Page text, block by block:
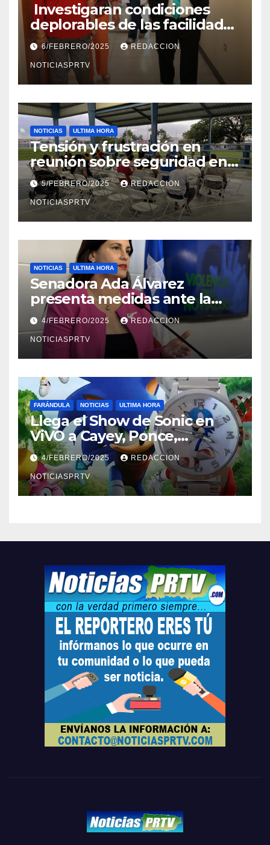
Investigaran condiciones
deplorables de las facilidades
el Departamento de la Salud
en Mayagüez
6/FEBRERO/2025 REDACCION
NOTICIASPRTV
NOTICIAS ULTIMA HORA
Tensión y frustración en
reunión sobre seguridad en
Reparto Metropolitano
5/FEBRERO/2025 REDACCION
NOTICIASPRTV
NOTICIAS ULTIMA HORA
Senadora Ada Álvarez
presenta medidas ante la
violencia en el noviazgo
4/FEBRERO/2025 REDACCION
NOTICIASPRTV
FARÁNDULA NOTICIAS ULTIMA HORA
Llega el Show de Sonic en
ViVO a Cayey, Ponce,
Barceloneta y Humacao,
Relojes gratis para el que
compre ahora….
4/FEBRERO/2025 REDACCION
NOTICIASPRTV